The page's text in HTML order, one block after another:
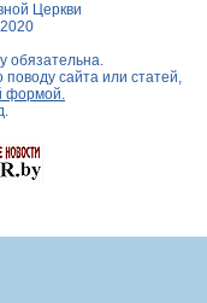
Церкви
обязательна.
поводу сайта или статей,
формой.